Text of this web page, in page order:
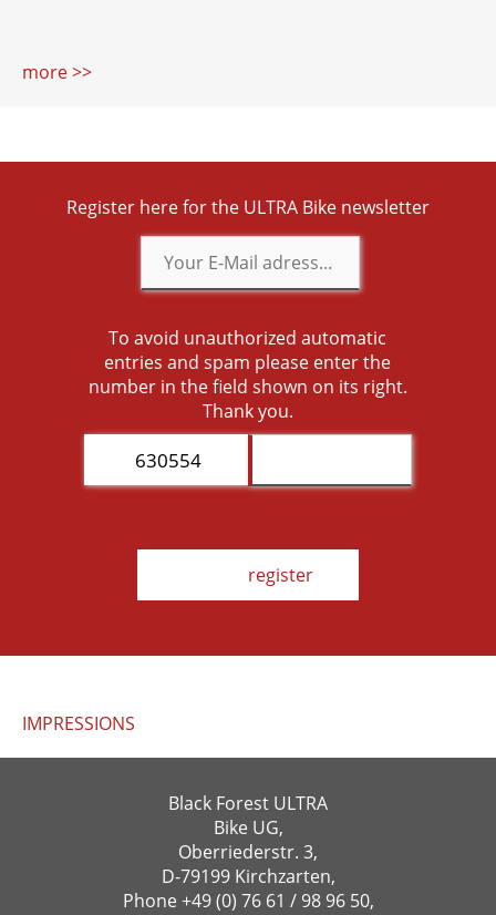
more >>
Register here for the ULTRA Bike newsletter
To avoid unauthorized automatic
entries and spam please enter the
number in the field shown on its right.
Thank you.
630554614
IMPRESSIONS
Black Forest ULTRA
Bike UG,
Oberriederstr. 3,
D-79199 Kirchzarten,
Phone +49 (0) 76 61 / 98 96 50,